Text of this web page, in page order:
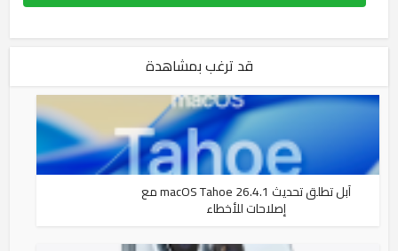
قد ترغب بمشاهدة
آبل تطلق تحديث macOS Tahoe 26.4.1 مع
إصلاحات للأخطاء